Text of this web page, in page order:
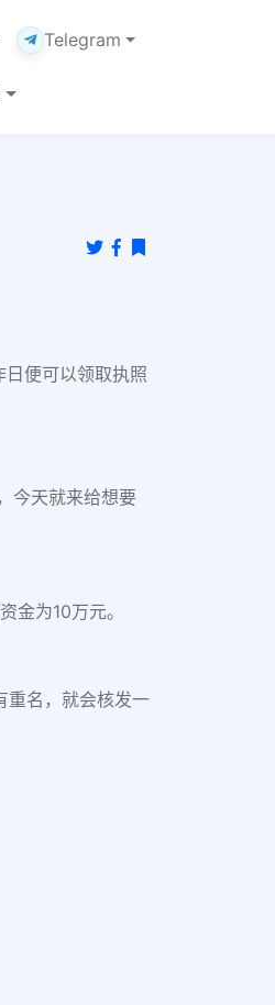
Telegram
便可以领取执照
今天就来给想要
金为10万元。
重名，就会核发一